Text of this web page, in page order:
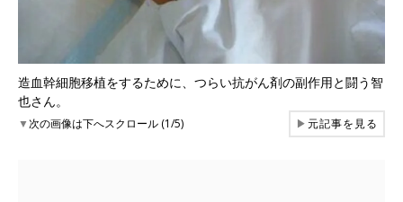
造血幹細胞移植をするために、つらい抗がん剤の副作用と闘う智
也さん。
▼次の画像は下へスクロール (1/5) ▶元記事を見る